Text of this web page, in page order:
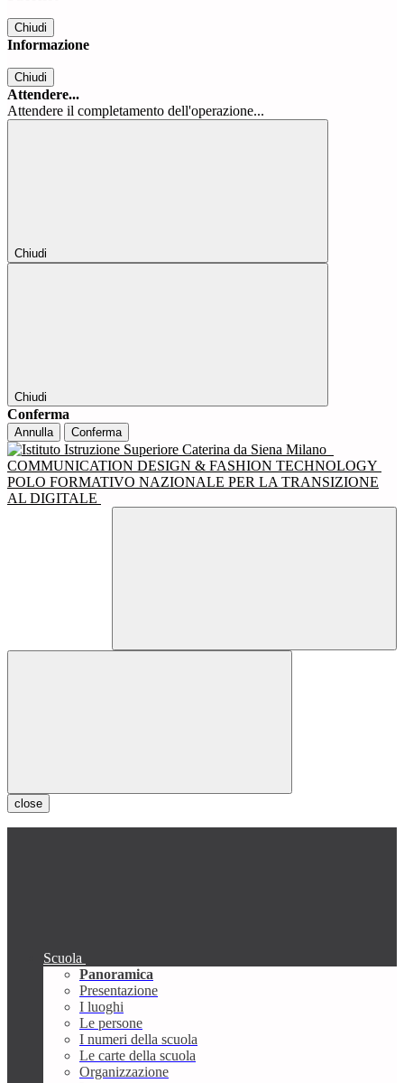
Chiudi
Informazione
Chiudi
Attendere...
Attendere il completamento dell'operazione...
Chiudi
Chiudi
Conferma
Annulla Conferma
COMMUNICATION DESIGN & FASHION TECHNOLOGY
POLO FORMATIVO NAZIONALE PER LA TRANSIZIONE
AL DIGITALE
close
Scuola
Panoramica
Presentazione
I luoghi
Le persone
I numeri della scuola
Le carte della scuola
Organizzazione